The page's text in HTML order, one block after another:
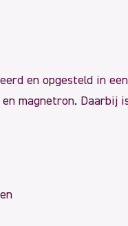
en opgesteld in
magnetron.